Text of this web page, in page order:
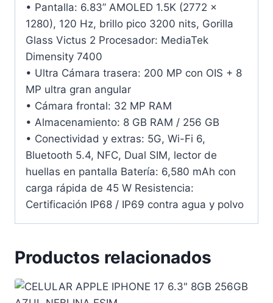
• Pantalla: 6.83” AMOLED 1.5K (2772 ×
1280), 120 Hz, brillo pico 3200 nits, Gorilla
Glass Victus 2 Procesador: MediaTek
Dimensity 7400
• Ultra Cámara trasera: 200 MP con OIS + 8
MP ultra gran angular
• Cámara frontal: 32 MP RAM
• Almacenamiento: 8 GB RAM / 256 GB
• Conectividad y extras: 5G, Wi-Fi 6,
Bluetooth 5.4, NFC, Dual SIM, lector de
huellas en pantalla Batería: 6,580 mAh con
carga rápida de 45 W Resistencia:
Certificación IP68 / IP69 contra agua y polvo
Productos relacionados